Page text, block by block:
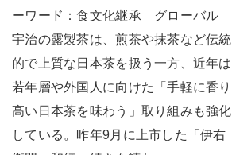
ーワード：食文化継承 グローバル
宇治の露製茶は、煎茶や抹茶など伝統
的で上質な日本茶を扱う一方、近年は
若年層や外国人に向けた「手軽に香り
高い日本茶を味わう」取り組みも強化
している。昨年9月に上市した「伊右